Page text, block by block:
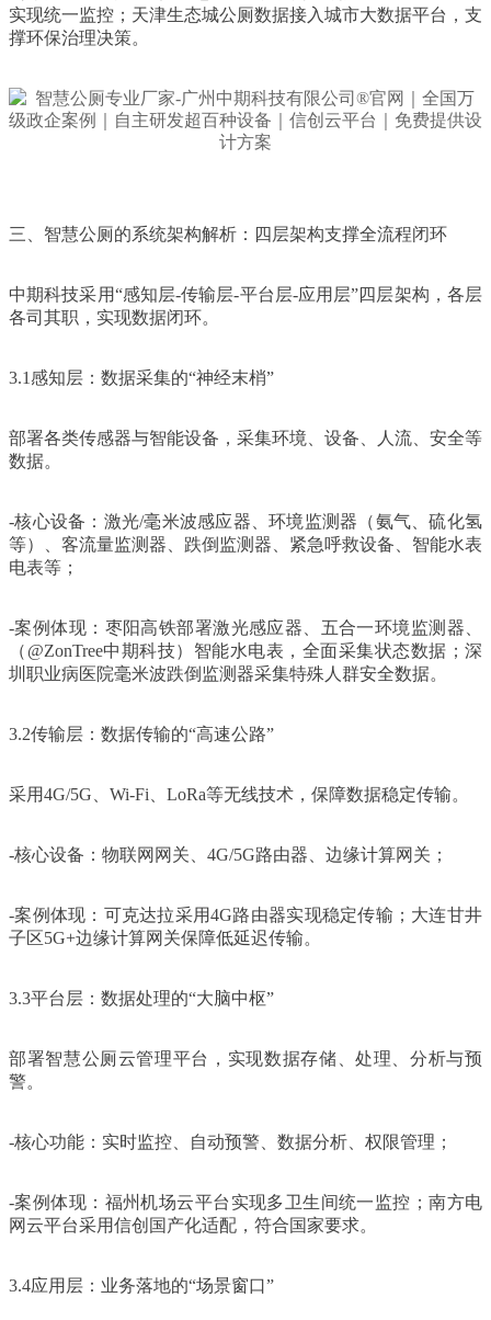
实现统一监控；天津生态城公厕数据接入城市大数据平台，支
撑环保治理决策。
三、智慧公厕的系统架构解析：四层架构支撑全流程闭环
中期科技采用“感知层-传输层-平台层-应用层”四层架构，各层
各司其职，实现数据闭环。
3.1感知层：数据采集的“神经末梢”
部署各类传感器与智能设备，采集环境、设备、人流、安全等
数据。
-核心设备：激光/毫米波感应器、环境监测器（氨气、硫化氢
等）、客流量监测器、跌倒监测器、紧急呼救设备、智能水表
电表等；
-案例体现：枣阳高铁部署激光感应器、五合一环境监测器、
（@ZonTree中期科技）智能水电表，全面采集状态数据；深
圳职业病医院毫米波跌倒监测器采集特殊人群安全数据。
3.2传输层：数据传输的“高速公路”
采用4G/5G、Wi-Fi、LoRa等无线技术，保障数据稳定传输。
-核心设备：物联网网关、4G/5G路由器、边缘计算网关；
-案例体现：可克达拉采用4G路由器实现稳定传输；大连甘井
子区5G+边缘计算网关保障低延迟传输。
3.3平台层：数据处理的“大脑中枢”
部署智慧公厕云管理平台，实现数据存储、处理、分析与预
警。
-核心功能：实时监控、自动预警、数据分析、权限管理；
-案例体现：福州机场云平台实现多卫生间统一监控；南方电
网云平台采用信创国产化适配，符合国家要求。
3.4应用层：业务落地的“场景窗口”